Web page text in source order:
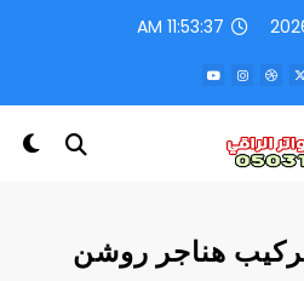
11:53:40 AM
هناجر روشن